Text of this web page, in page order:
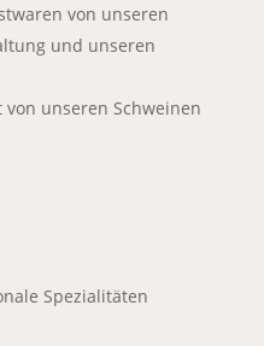
von unseren
und unseren
unseren Schweinen
Spezialitäten